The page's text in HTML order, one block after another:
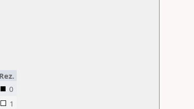
Rez.
0
1